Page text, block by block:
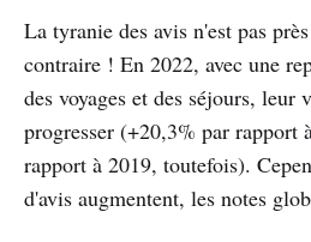
La tyranie des avis n'est pas
contraire ! En 2022, avec une
des voyages et des séjours, leur
progresser (+20,3% par rapport
rapport à 2019, toutefois).
d'avis augmentent, les notes